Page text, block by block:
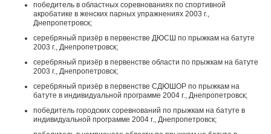
победитель в областных соревнованиях по спортивной
акробатике в женских парных упражнениях 2003 г.,
Днепропетровск;
серебряный призёр в первенстве ДЮСШ по прыжкам на батуте
2003 г., Днепропетровск;
серебряный призёр в первенстве области по прыжкам на батуте
2003 г., Днепропетровск;
серебряный призёр в первенстве СДЮШОР по прыжкам на
батуте в индивидуальной программе 2004 г., Днепропетровск;
победитель городских соревнований по прыжкам на батуте в
индивидуальной программе 2004 г., Днепропетровск;